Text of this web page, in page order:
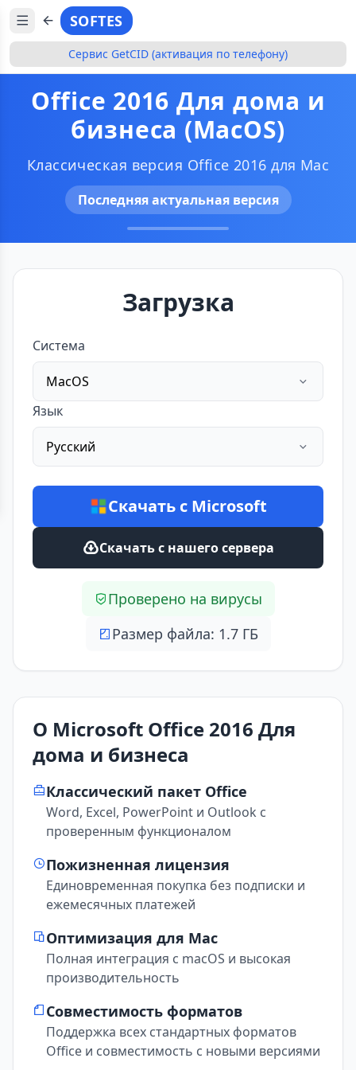
SOFTES
Сервис GetCID (активация по телефону)
Office 2016 Для дома и
бизнеса (MacOS)
Классическая версия Office 2016 для Mac
Последняя актуальная версия
Загрузка
Система
MacOS
Язык
Русский
Скачать с Microsoft
Скачать с нашего сервера
Проверено на вирусы
Размер файла: 1.7 ГБ
О Microsoft Office 2016 Для
дома и бизнеса
Классический пакет Office
Word, Excel, PowerPoint и Outlook с
проверенным функционалом
Пожизненная лицензия
Единовременная покупка без подписки и
ежемесячных платежей
Оптимизация для Mac
Полная интеграция с macOS и высокая
производительность
Совместимость форматов
Поддержка всех стандартных форматов
Office и совместимость с новыми версиями